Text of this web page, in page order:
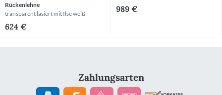
Rückenlehne
transparent lasiert mit Ilse weiß
624 €
989 €
Zahlungsarten